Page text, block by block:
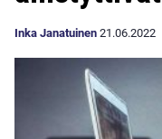
Inka Janatuinen 21.06.2022